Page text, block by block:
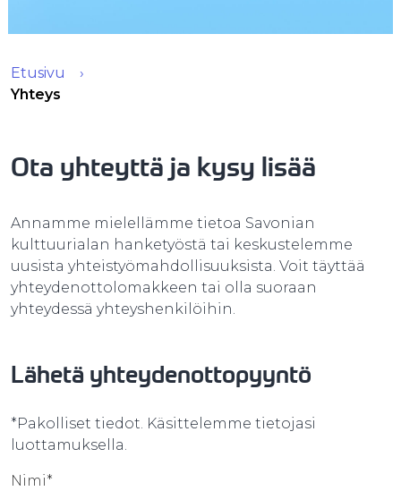
Etusivu
Yhteys
Ota yhteyttä ja kysy lisää
Annamme mielellämme tietoa Savonian
kulttuurialan hanketyöstä tai keskustelemme
uusista yhteistyömahdollisuuksista. Voit täyttää
yhteydenottolomakkeen tai olla suoraan
yhteydessä yhteyshenkilöihin.
Lähetä yhteydenottopyyntö
*Pakolliset tiedot. Käsittelemme tietojasi
luottamuksella.
Nimi*